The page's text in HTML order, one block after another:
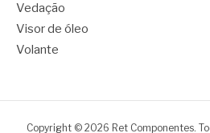
Vedação
Visor de óleo
Volante
Copyright © 2026 Ret Componentes.